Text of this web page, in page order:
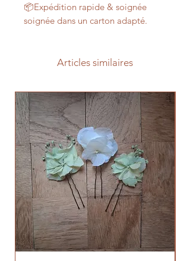
📦Expédition rapide & soignée
soignée dans un carton adapté.
Articles similaires